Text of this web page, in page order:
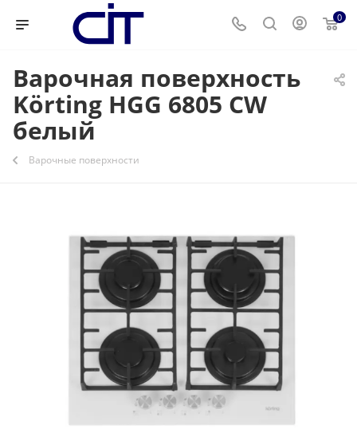
0
Варочная поверхность
Körting HGG 6805 CW
белый
Варочные поверхности